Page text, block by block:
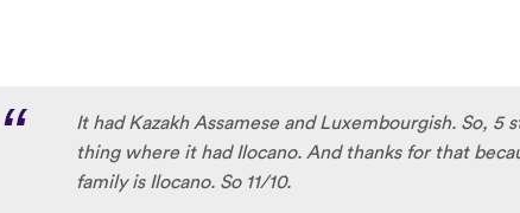
It had Kazakh Assamese and Luxembourgish. So, 5
thing where it had Ilocano. And thanks for that
family is Ilocano. So 11/10.